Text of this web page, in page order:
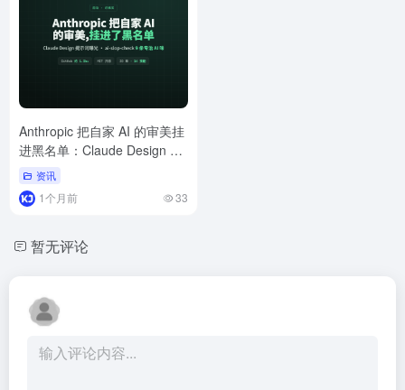
Anthropic 把自家 AI 的审美挂
进黑名单：Claude Design 提
示词曝光
资讯
1个月前 33
暂无评论